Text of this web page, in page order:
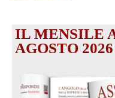
IL MENSILE
AGOSTO 2026